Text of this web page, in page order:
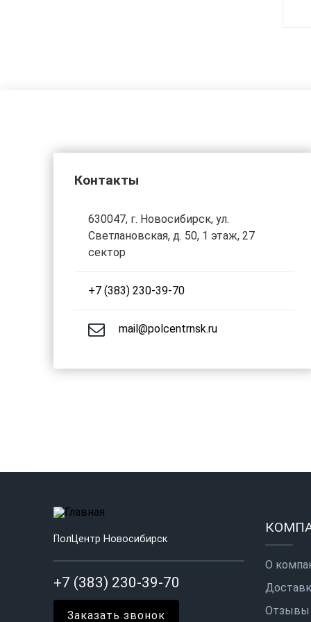
Контакты
630047, г. Новосибирск, ул.
Светлановская, д. 50, 1 этаж, 27
сектор
+7 (383) 230-39-70
mail@polcentrnsk.ru
ПолЦентр Новосибирск
+7 (383) 230-39-70
Заказать звонок
О
Отзывы